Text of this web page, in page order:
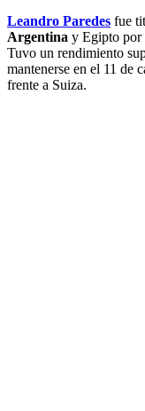
Leandro Paredes fue
Argentina y Egipto por
Tuvo un rendimiento
mantenerse en el 11 de
frente a Suiza.